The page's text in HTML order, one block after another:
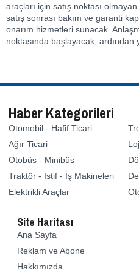
araçları için satış noktası
satış sonrası bakım ve garanti
onarım hizmetleri sunacak.
noktasında başlayacak, ardından
Haber Kategorileri
Otomobil - Hafif Ticari
Ağır Ticari
Otobüs - Minibüs
Traktör - İstif - İş Makineleri
Elektrikli Araçlar
Site Haritası
Ana Sayfa
Reklam ve Abone
Hakkımızda